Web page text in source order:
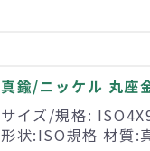
真鍮/ニッケル 丸座
サイズ/規格:
形状:ISO規格 材質: